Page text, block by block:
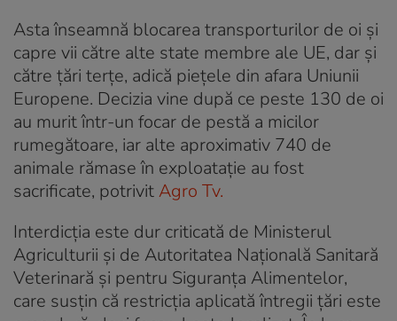
Asta înseamnă blocarea transporturilor de oi și
capre vii către alte state membre ale UE, dar și
către țări terțe, adică piețele din afara Uniunii
Europene. Decizia vine după ce peste 130 de oi
au murit într-un focar de pestă a micilor
rumegătoare, iar alte aproximativ 740 de
animale rămase în exploatație au fost
sacrificate, potrivitAgro Tv.
Interdicția este dur criticată de Ministerul
Agriculturii și de Autoritatea Națională Sanitară
Veterinară și pentru Siguranța Alimentelor,
care susțin că restricția aplicată întregii țări este